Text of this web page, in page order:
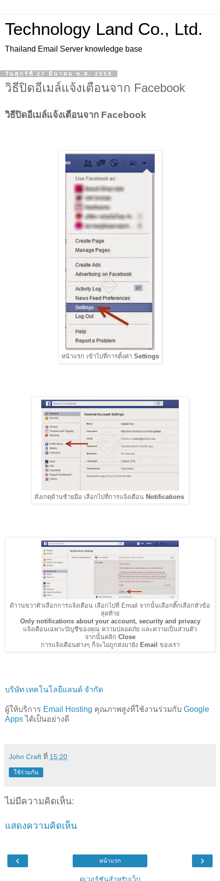
Technology Land Co., Ltd.
Thailand Email Server knowledge base
วันศุกร์ที่ 27 มีนาคม พ.ศ. 2558
วิธีปิดอีเมล์แจ้งเตือนจาก Facebook
วิธีปิดอีเมล์แจ้งเตือนจาก Facebook
หน้าแรก เข้าไปที่การตั้งค่า Settings
สั่งเกตุด้านซ้ายมือ เลือกไปที่การแจ้งเตือน Notifications
ด้าานขวาตัวเลือกการแจ้งเตือน เลือกไปที่ Email จากนั้นเลือกติ๊กเลือกหัวข้อ
สุดท้าย
Only notifications about your account, security and privacy
แจ้งเตือนเฉพาะบัญชีของคุณ ความปลอดภัย และความเป็นส่วนตัว
จากนั้นคลิก Close
การแจ้งเตือนต่างๆ ก็จะไม่ถูกส่งมายัง Email ของเรา
บริษัท เทคโนโลยีแลนด์ จำกัด
ผู้ให้บริการ Email Hosting คุณภาพสูงที่ใช้งานร่วมกับ Google
Apps ได้เป็นอย่างดี
John Craft ที่ 15:20
ใช้ร่วมกัน
ไม่มีความคิดเห็น:
แสดงความคิดเห็น
‹ ›
หน้าแรก